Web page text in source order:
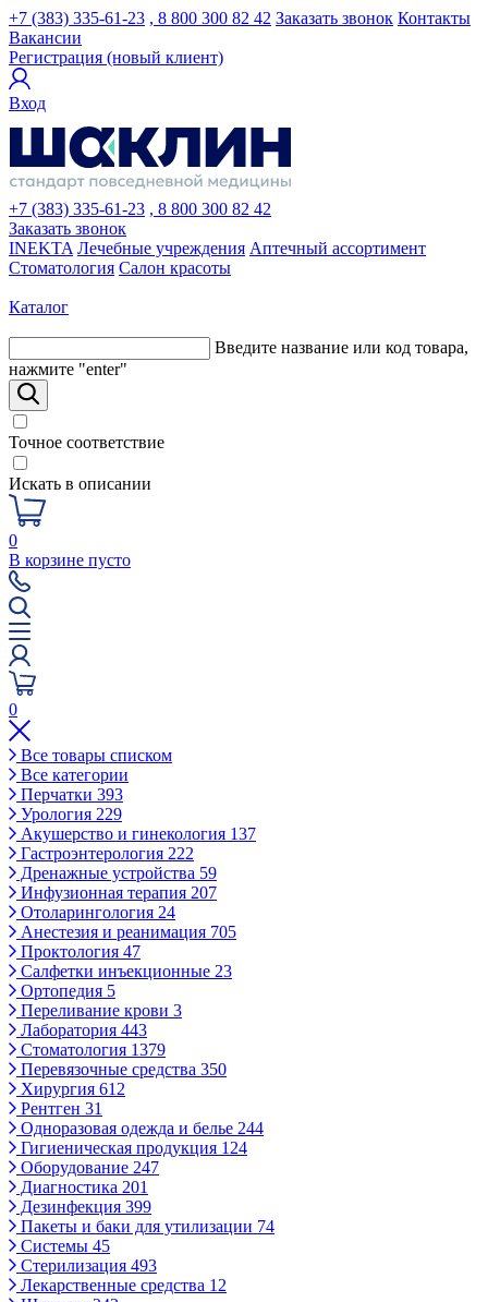
+7 (383) 335-61-23 , 8 800 300 82 42 Заказать звонок Контакты
Вакансии
Регистрация (новый клиент)
Вход
+7 (383) 335-61-23 , 8 800 300 82 42
Заказать звонок
INEKTA Лечебные учреждения Аптечный ассортимент
Стоматология Салон красоты
Каталог
Введите название или код товара,
нажмите "enter"
Точное соответствие
Искать в описании
0
В корзине пусто
0
Все товары списком
Все категории
Перчатки 393
Урология 229
Акушерство и гинекология 137
Гастроэнтерология 222
Дренажные устройства 59
Инфузионная терапия 207
Отоларингология 24
Анестезия и реанимация 705
Проктология 47
Салфетки инъекционные 23
Ортопедия 5
Переливание крови 3
Лаборатория 443
Стоматология 1379
Перевязочные средства 350
Хирургия 612
Рентген 31
Одноразовая одежда и белье 244
Гигиеническая продукция 124
Оборудование 247
Диагностика 201
Дезинфекция 399
Пакеты и баки для утилизации 74
Системы 45
Стерилизация 493
Лекарственные средства 12